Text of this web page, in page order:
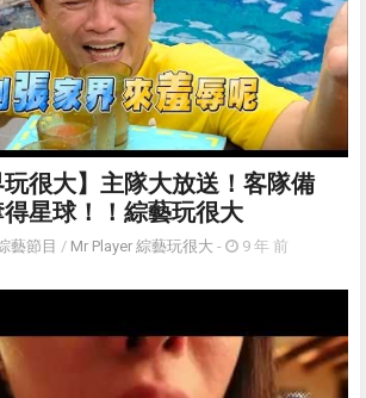
玩很大】主隊大放送！客隊備
星球！！綜藝玩很大
藝節目 / Mr Player 綜藝玩很大 - 9 年 前